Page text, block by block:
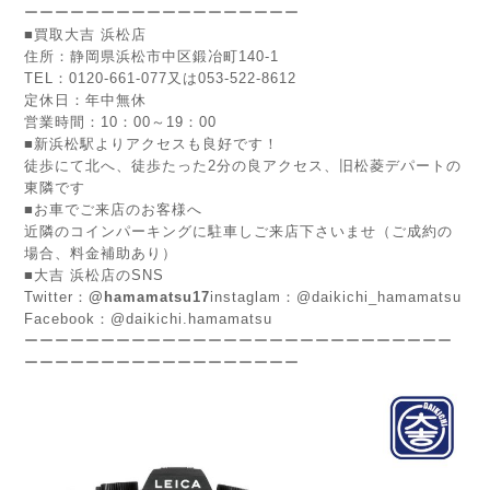
ーーーーーーーーーーーーーーーーーー
■ 買取大吉 浜松店
住所：静岡県浜松市中区鍛冶町140-1
TEL：0120-661-077又は053-522-8612
定休日：年中無休
営業時間：10：00～19：00
■新浜松駅よりアクセスも良好です！
徒歩にて北へ、徒歩たった2分の良アクセス、旧松菱デパートの
東隣です
■お車でご来店のお客様へ
近隣のコインパーキングに駐車しご来店下さいませ（ご成約の
場合、料金補助あり）
■大吉 浜松店のSNS
Twitter：@hamamatsu17instaglam：@daikichi_hamamatsu
Facebook：@daikichi.hamamatsu
ーーーーーーーーーーーーーーーーーーーーーーーーーーーー
ーーーーーーーーーーーーーーーーーー